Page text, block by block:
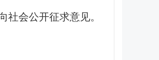
社会公开征求意见。